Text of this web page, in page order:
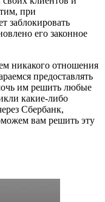
при
заблокировать
его законное
никакого отношения
предоставлять
им решить любые
какие-либо
Сбербанк,
вам решить эту